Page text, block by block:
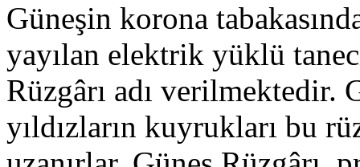
Güneşin korona
yayılan elektrik yüklü
Rüzgârı adı verilmektedir.
yıldızların kuyrukları bu